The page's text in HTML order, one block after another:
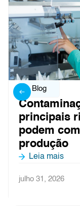
Blog
principais
podem
produção
Leia mais
julho 31, 2026